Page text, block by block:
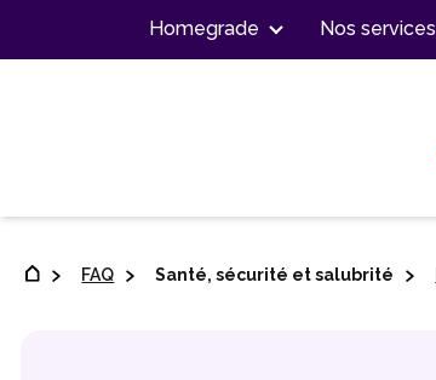
Homegrade Nos services
FAQ Santé, sécurité et salubrité